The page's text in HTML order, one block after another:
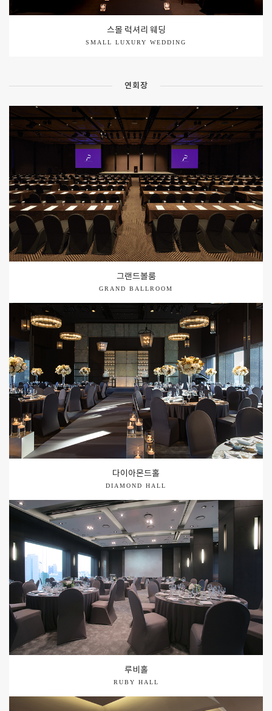
스몰 럭셔리 웨딩
SMALL LUXURY WEDDING
연회장
그랜드볼룸
GRAND BALLROOM
다이아몬드홀
DIAMOND HALL
루비홀
RUBY HALL